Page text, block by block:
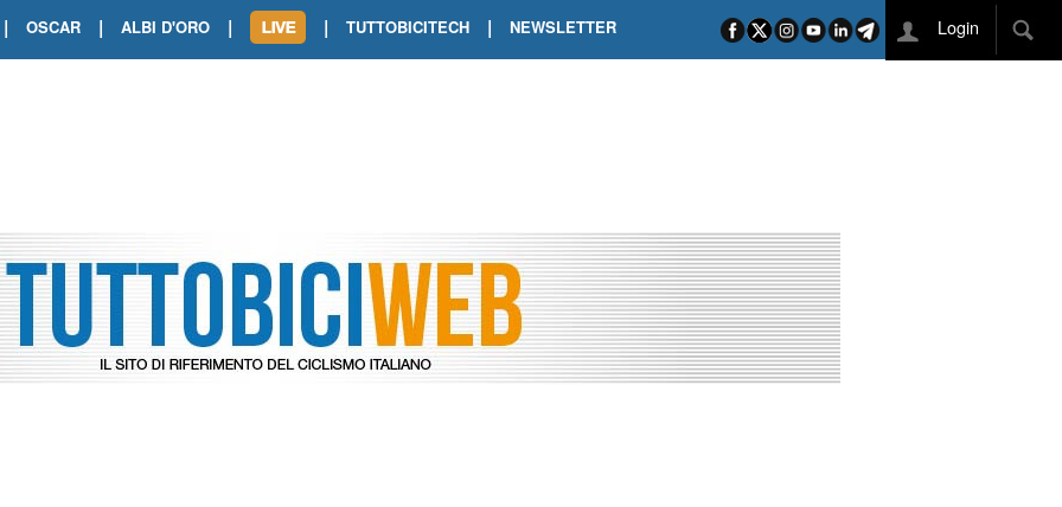
| OSCAR | ALBI D'ORO |
TOUR DE FRANCE. ORCIERES-MERLETTE INCORONA CARAPAZ
TOUR DE FRANCE. A VOIRON TRIONFO DI PHILIPSEN SU SCHMID E KOOIJ
| TUTTOBICITECH | NEWSLETTER Login